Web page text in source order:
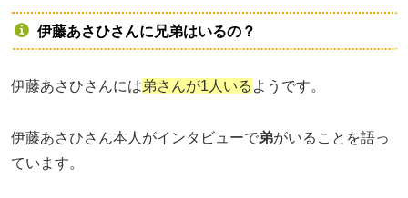
伊藤あさひさんに兄弟はいるの？
伊藤あさひさんには弟さんが1人いる ようです。
伊藤あさひさん本人がインタビューで弟がいることを語っ
ています。